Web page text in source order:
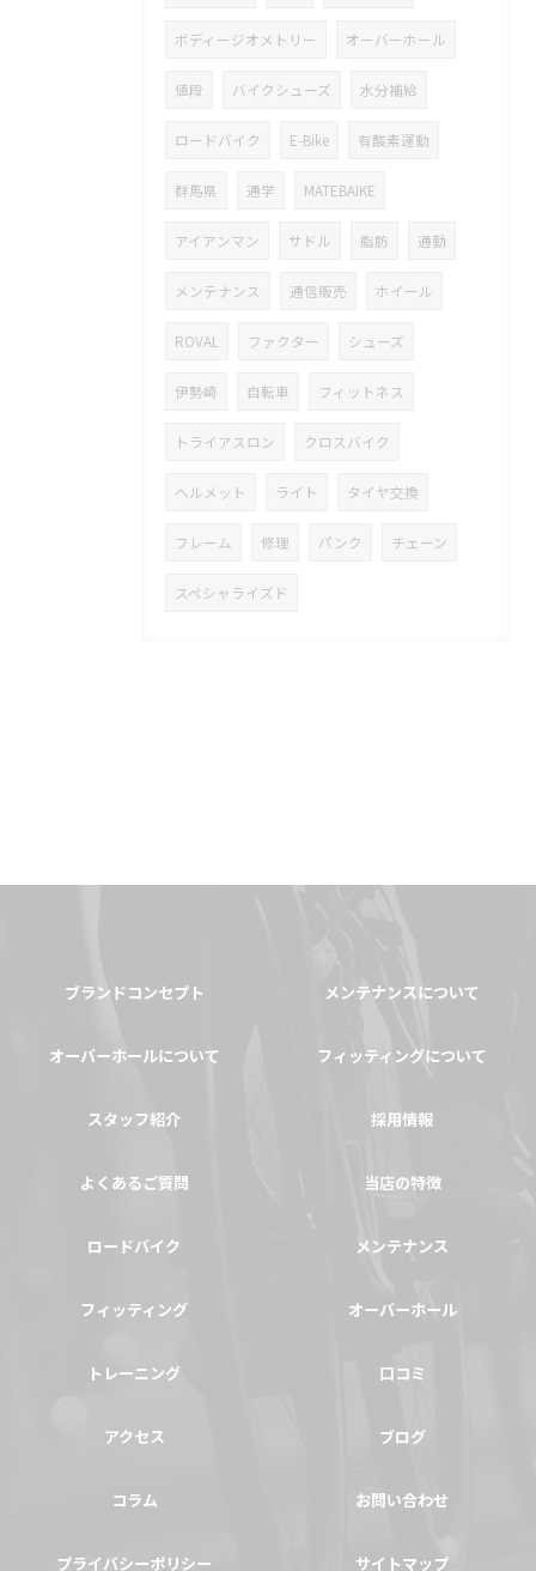
ボディージオメトリー オーバーホール
値段 バイクシューズ 水分補給
ロードバイク E-Bike 有酸素運動
群馬県 通学 MATEBAIKE
アイアンマン サドル 脂肪 通勤
メンテナンス 通信販売 ホイール
ROVAL ファクター シューズ
伊勢崎 自転車 フィットネス
トライアスロン クロスバイク
ヘルメット ライト タイヤ交換
フレーム 修理 パンク チェーン
スペシャライズド
ブランドコンセプト メンテナンスについて
オーバーホールについて フィッティングについて
スタッフ紹介 採用情報
よくあるご質問 当店の特徴
ロードバイク メンテナンス
フィッティング オーバーホール
トレーニング 口コミ
アクセス ブログ
コラム お問い合わせ
プライバシーポリシー サイトマップ